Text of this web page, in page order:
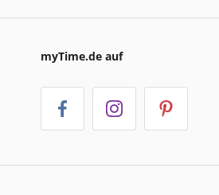
myTime.de auf